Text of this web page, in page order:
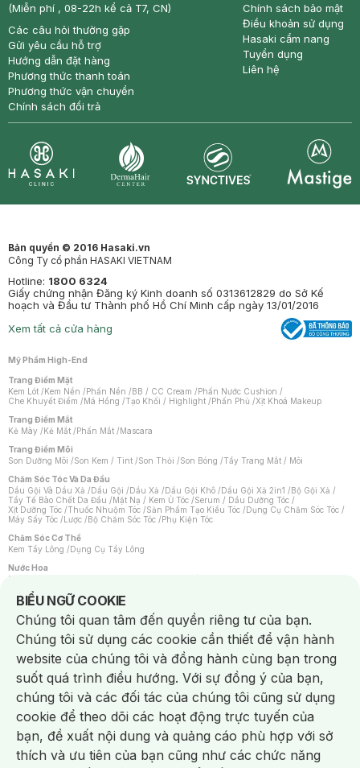
(Miễn phí , 08-22h kể cả T7, CN)
Các câu hỏi thường gặp
Gửi yêu cầu hỗ trợ
Hướng dẫn đặt hàng
Phương thức thanh toán
Phương thức vận chuyển
Chính sách đổi trả
Chính sách bảo mật
Điều khoản sử dụng
Hasaki cẩm nang
Tuyển dụng
Liên hệ
Bản quyền © 2016 Hasaki.vn
Công Ty cổ phần HASAKI VIETNAM
Hotline: 1800 6324
Giấy chứng nhận Đăng ký Kinh doanh số 0313612829 do Sở Kế
hoạch và Đầu tư Thành phố Hồ Chí Minh cấp ngày 13/01/2016
Xem tất cả cửa hàng
Mỹ Phẩm High-End
Trang Điểm Mặt
Kem Lót /Kem Nền /Phấn Nền /BB / CC Cream /Phấn Nước Cushion /
Che Khuyết Điểm /Má Hồng /Tạo Khối / Highlight /Phấn Phủ /Xịt Khoá Makeup
Trang Điểm Mắt
Kẻ Mày /Kẻ Mắt /Phấn Mắt /Mascara
Trang Điểm Môi
Son Dưỡng Môi /Son Kem / Tint /Son Thỏi /Son Bóng /Tẩy Trang Mắt / Môi
Chăm Sóc Tóc Và Da Đầu
Dầu Gội Và Dầu Xả /Dầu Gội /Dầu Xả /Dầu Gội Khô /Dầu Gội Xả 2in1 /Bộ Gội Xả /
Tẩy Tế Bào Chết Da Đầu /Mặt Nạ / Kem Ủ Tóc /Serum / Dầu Dưỡng Tóc /
Xịt Dưỡng Tóc /Thuốc Nhuộm Tóc /Sản Phẩm Tạo Kiểu Tóc /Dụng Cụ Chăm Sóc Tóc /
Máy Sấy Tóc /Lược /Bộ Chăm Sóc Tóc /Phụ Kiện Tóc
Chăm Sóc Cơ Thể
Kem Tẩy Lông /Dụng Cụ Tẩy Lông
Nước Hoa
Nước Hoa Nữ
Chăm Sóc Cá Nhân
Chống Muỗi /Khẩu Trang /Máy Massage/Mặt Nạ Xông Hơi /Nước Rửa Tay/
Sản Phẩm Chăm Sóc Khác /Bàn Chải Đánh Răng /Bàn Chải Điện/
Hỗ Trợ Trắng Răng/Kem Đánh Răng /Máy Tăm Nước/ Nước Súc Miệng/
Tăm / Chỉ Nha Khoa/ Xịt Thơm Miệng / Dung Dịch Vệ Sinh/Dưỡng Vùng Kín/
Khăn Ướt Vệ Sinh Vùng Kín/Băng Vệ Sinh/Tampon/Bọt Cạo Râu /Dao Cạo Râu/
Máy Cạo Râu
Vấn Đề Về Da
Da Dầu / Lỗ Chân Lông To/ Da Khô / Mất Nước/ Da Lão Hóa/ Da Mụn/
Da Nhạy Cảm / Kích Ứng
Da Xỉn Màu Thâm / Nám / Tàn Nhang
Quầng Thâm & Bọng Mắt /Sẹo /Viêm Da Cơ Địa
Dụng Cụ / Phụ Kiện Chăm Sóc Da
Bông Tẩy Trang
Khăn Lau Mặt Khô Dụng Cụ / Máy Rửa Mặt Máy Chăm Sóc Da
Dụng Cụ Chăm Sóc Khác
BIỂU NGỮ COOKIE
Notice about cookies usage
Chúng tôi quan tâm đến quyền riêng tư của bạn.
Chúng tôi sử dụng các cookie cần thiết để vận hành
website của chúng tôi và đồng hành cùng bạn trong
suốt quá trình điều hướng. Với sự đồng ý của bạn,
chúng tôi và các đối tác của chúng tôi cũng sử dụng
cookie để theo dõi các hoạt động trực tuyến của
bạn, đề xuất nội dung và quảng cáo phù hợp với sở
thích và ưu tiên của bạn cũng như các chức năng